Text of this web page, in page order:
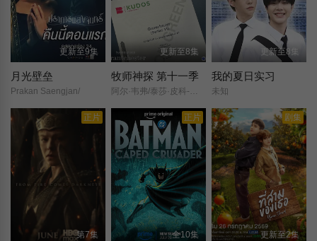
更新至9集
月光壁垒
Prakan Saengjan/
更新至8集
牧师神探 第十一季
阿尔·韦弗/泰莎·皮科-琼斯/尼克·布莱波尔/布莱德利·豪尔/奥利弗·迪姆斯戴尔/凯西·艾因斯沃斯/梅丽莎·约翰斯/里希·奈尔/罗布森·格林/
更新至8集
我的夏日实习
未知
正片
第7集
正片
全10集
剧集
更新至2集